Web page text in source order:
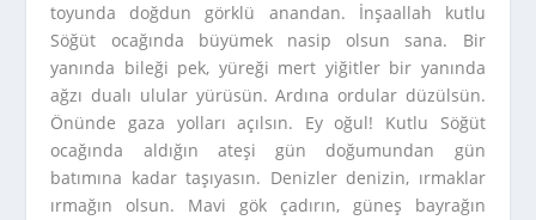
toyunda doğdun görklü anandan. İnşaallah kutlu
Söğüt ocağında büyümek nasip olsun sana. Bir
yanında bileği pek, yüreği mert yiğitler bir yanında
ağzı dualı ulular yürüsün. Ardına ordular düzülsün.
Önünde gaza yolları açılsın. Ey oğul! Kutlu Söğüt
ocağında aldığın ateşi gün doğumundan gün
batımına kadar taşıyasın. Denizler denizin, ırmaklar
ırmağın olsun. Mavi gök çadırın, güneş bayrağın